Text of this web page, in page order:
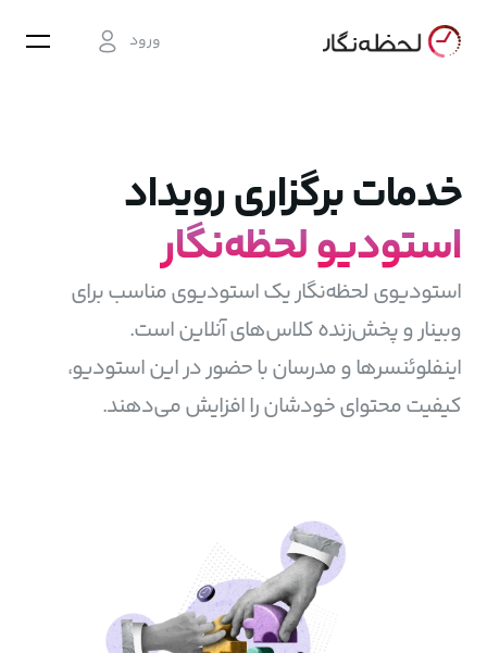
ورود
خدمات برگزاری رویداد
استودیو لحظه‌نگار
استودیوی لحظه‌نگار یک استودیوی مناسب برای
وبینار و پخش‌زنده کلاس‌های آنلاین است.
اینفلوئنسرها و مدرسان با حضور در این استودیو،
کیفیت محتوای خودشان را افزایش می‌دهند.